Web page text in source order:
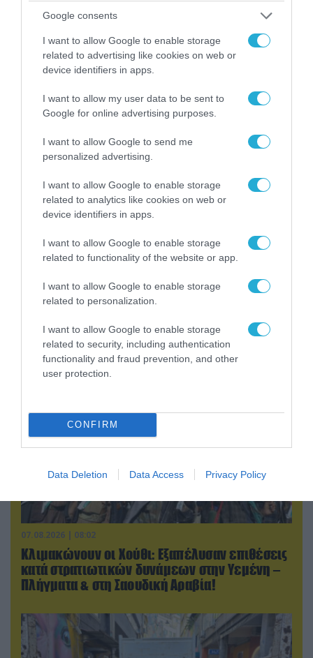
Google consents
I want to allow Google to enable storage
related to advertising like cookies on web or
device identifiers in apps.
I want to allow my user data to be sent to
Google for online advertising purposes.
I want to allow Google to send me
personalized advertising.
I want to allow Google to enable storage
related to analytics like cookies on web or
device identifiers in apps.
I want to allow Google to enable storage
related to functionality of the website or app.
I want to allow Google to enable storage
related to personalization.
I want to allow Google to enable storage
related to security, including authentication
functionality and fraud prevention, and other
user protection.
CONFIRM
Data Deletion Data Access Privacy Policy
06.08.2026 | 21:02
Τελεσίγραφο του Ιράν στις χώρες του Κόλπου:
χτυπήσουμε σκληρά»
06.08.2026 | 17:02
Ουκρανία: Αποκαλύφθηκε ο αριθμός των
ξένων εθελοντών που πολεμούν για το Κίεβο
07.08.2026 | 08:02
Κλιμακώνουν οι Χούθι: Eξαπέλυσαν επιθέσεις
κατά στρατιωτικών δυνάμεων στην Υεμένη –
Πλήγματα & στη Σαουδική Αραβία!